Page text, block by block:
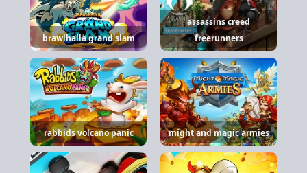
brawlhalla grand slam
assassins creed
freerunners
rabbids volcano panic might and magic armies